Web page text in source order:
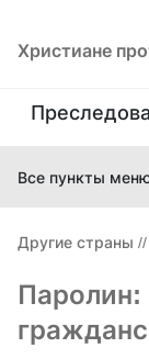
Христиане
Все пункты
Другие страны //
Паролин: